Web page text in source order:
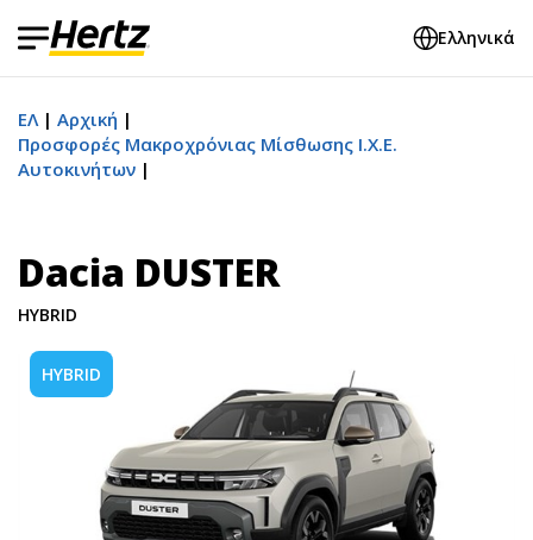
Ελληνικά
ΕΛ
Αρχική
Προσφορές Μακροχρόνιας Μίσθωσης Ι.Χ.Ε.
Αυτοκινήτων
Dacia DUSTER
HYBRID
HYBRID